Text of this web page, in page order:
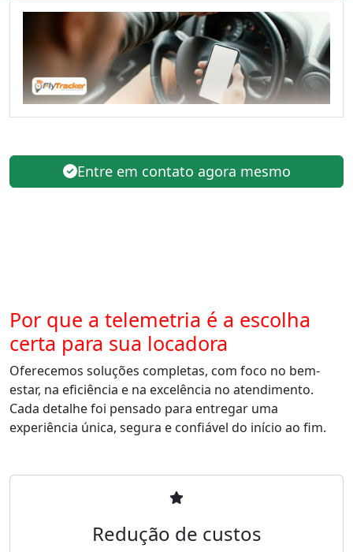
Entre em contato agora mesmo
Por que a telemetria é a escolha
certa para sua locadora
Oferecemos soluções completas, com foco no bem-
estar, na eficiência e na excelência no atendimento.
Cada detalhe foi pensado para entregar uma
experiência única, segura e confiável do início ao fim.
Redução de custos